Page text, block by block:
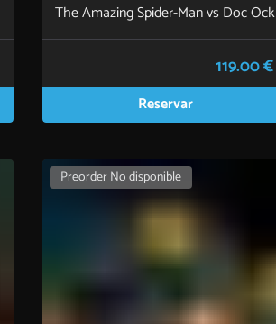
The Amazing Spider-Man vs Doc Ock
119.00 €
Reservar
Preorder No disponible